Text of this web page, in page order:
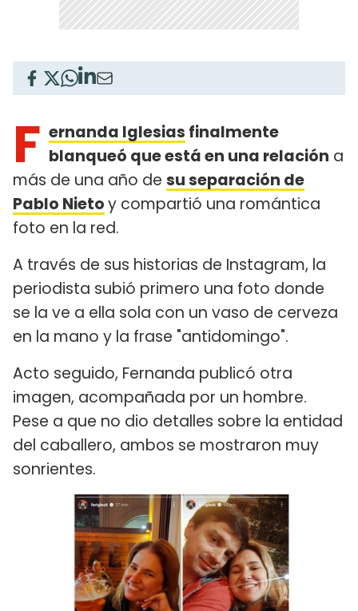
F ernanda Iglesias finalmente
blanqueó que está en una relación a
más de una año de su separación de
Pablo Nietoy compartió una romántica
foto en la red.
A través de sus historias de Instagram, la
periodista subió primero una foto donde
se la ve a ella sola con un vaso de cerveza
en la mano y la frase "antidomingo".
Acto seguido, Fernanda publicó otra
imagen, acompañada por un hombre.
Pese a que no dio detalles sobre la entidad
del caballero, ambos se mostraron muy
sonrientes.